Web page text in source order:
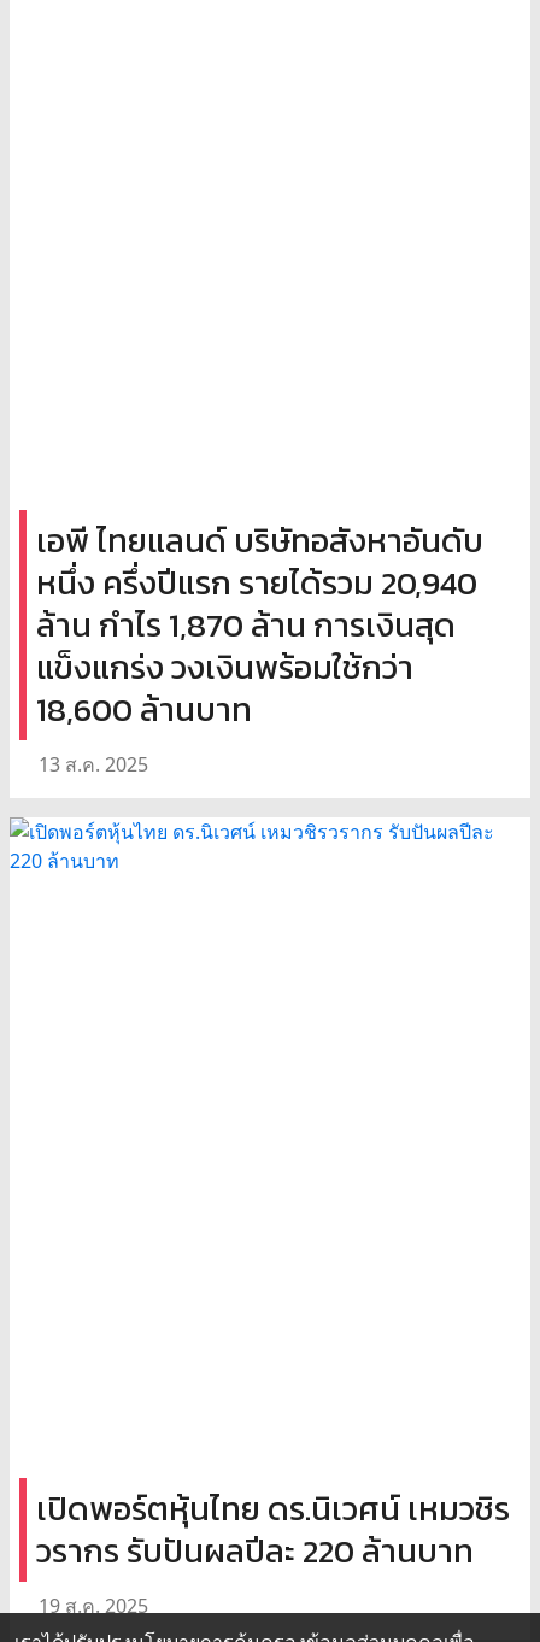
เอพี ไทยแลนด์ บริษัทอสังหาอันดับ
หนึ่ง ครึ่งปีแรก รายได้รวม 20,940
ล้าน กำไร 1,870 ล้าน การเงินสุด
แข็งแกร่ง วงเงินพร้อมใช้กว่า
18,600 ล้านบาท
13 ส.ค. 2025
เปิดพอร์ตหุ้นไทย ดร.นิเวศน์ เหมวชิร
วรากร รับปันผลปีละ 220 ล้านบาท
19 ส.ค. 2025